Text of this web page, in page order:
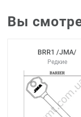
Вы
BRR1 /JMA/
Редкие